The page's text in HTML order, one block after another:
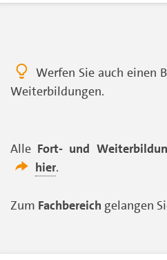
Werfen Sie auch einen
Weiterbildungen.
Alle Fort- und
hier.
Zum Fachbereich gelangen